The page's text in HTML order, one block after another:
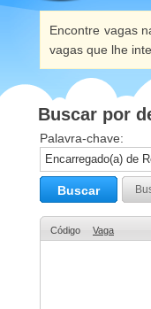
Encontre vagas
vagas que lhe
Buscar por
Palavra-chave:
Buscar
Código Vaga